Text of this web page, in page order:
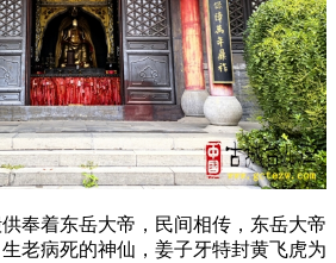
奉着东岳大帝，民间相传，东岳大帝
老病死的神仙，姜子牙特封黄飞虎为